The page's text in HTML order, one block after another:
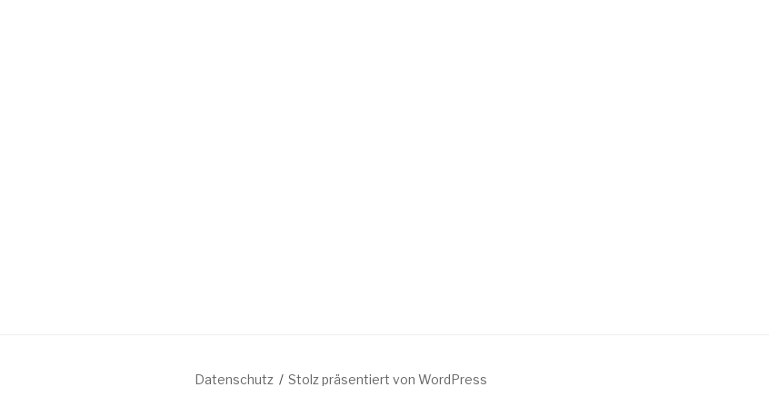
Datenschutz Stolz präsentiert von WordPress